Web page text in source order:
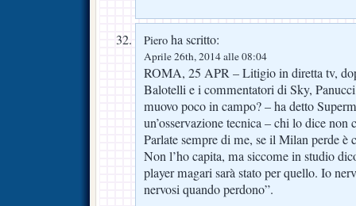
Piero ha scritto:
Aprile 26th, 2014 alle 08:04
ROMA, 25 APR – Litigio in diretta tv,
Balotelli e i commentatori di Sky,
muovo poco in campo? – ha detto
un’osservazione tecnica – chi lo dice
Parlate sempre di me, se il Milan perde è
Non l’ho capita, ma siccome in studio
player magari sarà stato per quello. Io
nervosi quando perdono”.